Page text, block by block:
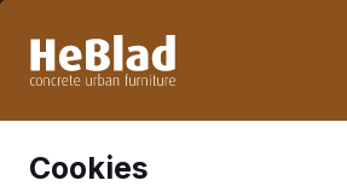
Woche 33 nicht. Bitte
Cookies